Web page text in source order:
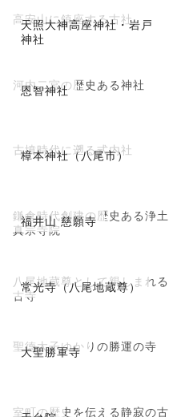
天照大神高座神社・岩戸
神社
高安山に鎮座する古社
恩智神社
河内二宮の歴史ある神社
樟本神社（八尾市）
古墳時代に遡る式内社
福井山 慈願寺
鎌倉時代創建の歴史ある浄土
真宗寺院
常光寺（八尾地蔵尊）
八尾地蔵尊として親しまれる
古寺
大聖勝軍寺
聖徳太子ゆかりの勝運の寺
室町の歴史を伝える静寂の古